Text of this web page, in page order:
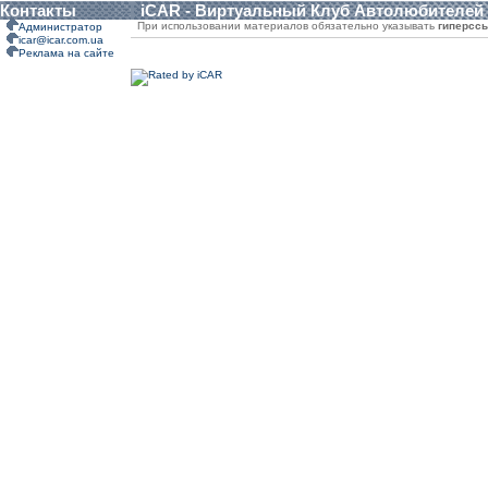
Контакты iCAR - Виртуальный Клуб Автолюбителей
Администратор
icar@icar.com.ua
Реклама на сайте
При использовании материалов обязательно указывать